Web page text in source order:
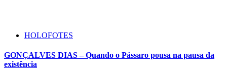
HOLOFOTES
GONÇALVES DIAS – Quando o Pássaro pousa na pausa da
existência